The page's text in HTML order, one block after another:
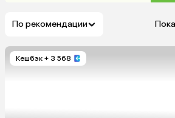
По рекомендации
Кешбэк + 3 568